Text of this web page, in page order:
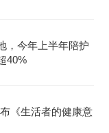
，今年上半年陪护
40%
《生活者的健康意